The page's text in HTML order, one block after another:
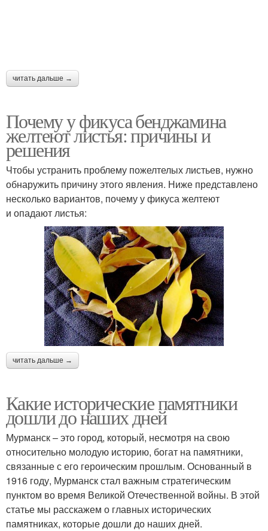
читать дальше →
Почему у фикуса бенджамина
желтеют листья: причины и
решения
Чтобы устранить проблему пожелтелых листьев, нужно
обнаружить причину этого явления. Ниже представлено
несколько вариантов, почему у фикуса желтеют
и опадают листья:
читать дальше →
Какие исторические памятники
дошли до наших дней
Мурманск – это город, который, несмотря на свою
относительно молодую историю, богат на памятники,
связанные с его героическим прошлым. Основанный в
1916 году, Мурманск стал важным стратегическим
пунктом во время Великой Отечественной войны. В этой
статье мы расскажем о главных исторических
памятниках, которые дошли до наших дней.